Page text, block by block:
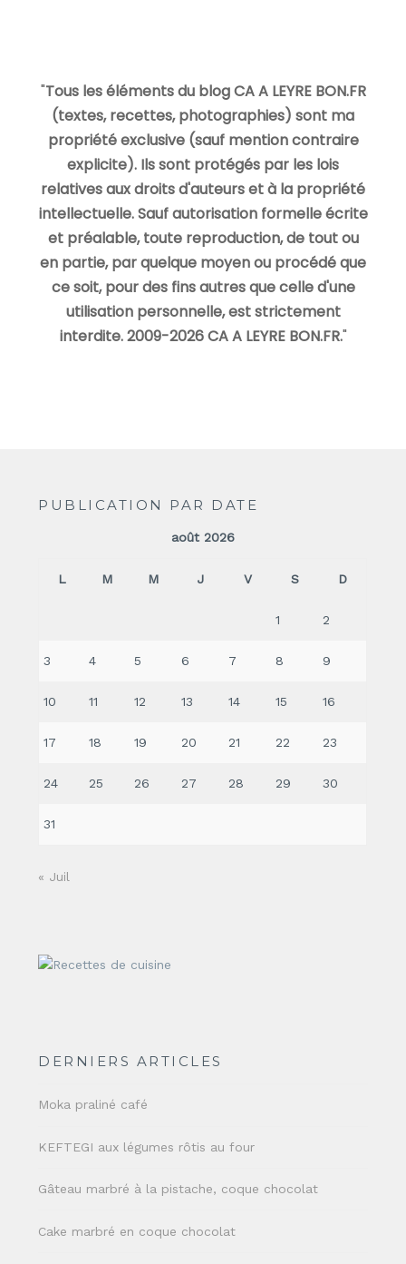
"Tous les éléments du blog CA A LEYRE BON.FR
(textes, recettes, photographies) sont ma
propriété exclusive (sauf mention contraire
explicite). Ils sont protégés par les lois
relatives aux droits d'auteurs et à la propriété
intellectuelle. Sauf autorisation formelle écrite
et préalable, toute reproduction, de tout ou
en partie, par quelque moyen ou procédé que
ce soit, pour des fins autres que celle d'une
utilisation personnelle, est strictement
interdite. 2009-2026 CA A LEYRE BON.FR."
PUBLICATION PAR DATE
août 2026
L M M J V S D
1 2
3 4 5 6 7 8 9
10 11 12 13 14 15 16
17 18 19 20 21 22 23
24 25 26 27 28 29 30
31
« Juil
DERNIERS ARTICLES
Moka praliné café
KEFTEGI aux légumes rôtis au four
Gâteau marbré à la pistache, coque chocolat
Cake marbré en coque chocolat